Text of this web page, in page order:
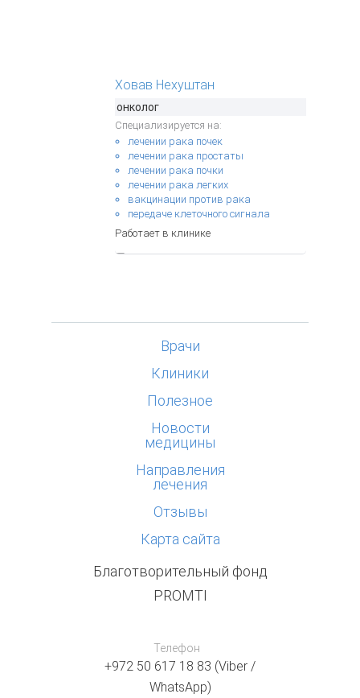
Ховав Нехуштан
онколог
Специализируется на:
лечении рака почек
лечении рака простаты
лечении рака почки
лечении рака легких
вакцинации против рака
передаче клеточного сигнала
Работает в клинике
Телефон
+972 50 617 18 83 (Viber /
WhatsApp)
Врачи
Клиники
Полезное
Новости
медицины
Направления
лечения
Отзывы
Карта сайта
Благотворительный фонд
PROMTI